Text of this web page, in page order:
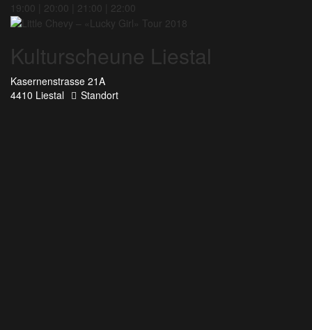
19:00 | 20:00 | 21:00 | 22:00
Kulturscheune Liestal
Kasernenstrasse 21A
4410 Liestal
Standort